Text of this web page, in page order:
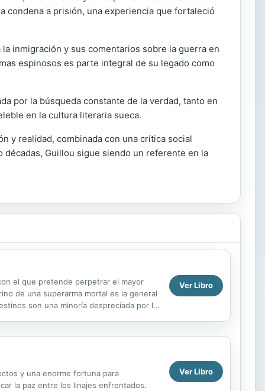
condena a prisión, una experiencia que fortaleció
inmigración y sus comentarios sobre la guerra en
espinosos es parte integral de su legado como
por la búsqueda constante de la verdad, tanto en
en la cultura literaria sueca.
y realidad, combinada con una crítica social
décadas, Guillou sigue siendo un referente en la
el que pretende perpetrar el mayor
de una superarma mortal es la general
son una minoría despreciada por la
Ver Libro
y una enorme fortuna para
la paz entre los linajes enfrentados.
Ver Libro